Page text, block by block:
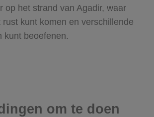
op het strand van Agadir, waar
rust kunt komen en verschillende
kunt beoefenen.
om te doen